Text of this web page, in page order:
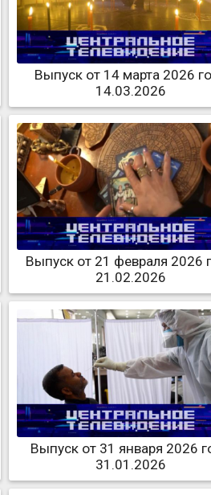
Выпуск от 14 марта 2026
14.03.2026
Выпуск от 21 февраля 2026
21.02.2026
Выпуск от 31 января 2026
31.01.2026